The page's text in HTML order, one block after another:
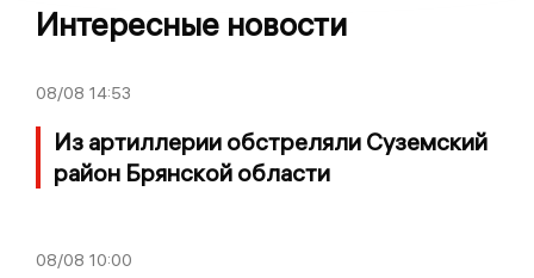
Интересные новости
08/08 14:53
Из артиллерии обстреляли Суземский
район Брянской области
08/08 10:00